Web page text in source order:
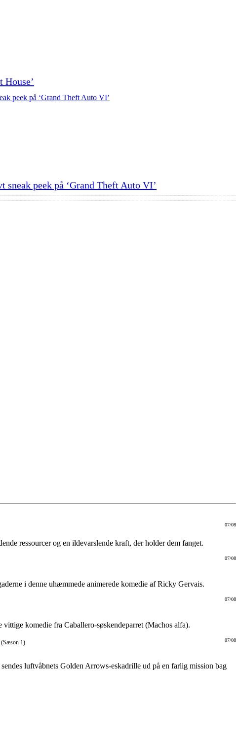
House’
peek på ‘Grand Theft Auto VI’
07/08
ressourcer og en ildevarslende kraft, der holder dem fanget.
07/08
i denne uhæmmede animerede komedie af Ricky Gervais.
07/08
komedie fra Caballero-søskendeparret (Machos alfa).
07/08
(Sæson 1)
luftvåbnets Golden Arrows-eskadrille ud på en farlig mission bag